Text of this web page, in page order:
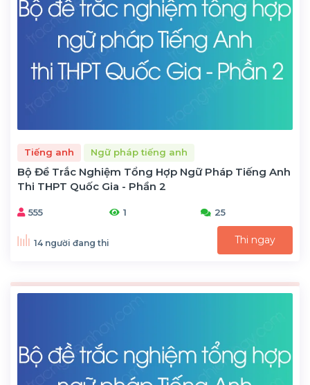
Tiếng anh Ngữ pháp tiếng anh
Bộ Đề Trắc Nghiệm Tổng Hợp Ngữ Pháp Tiếng Anh
Thi THPT Quốc Gia - Phần 2
555 1 25
14 người đang thi Thi ngay